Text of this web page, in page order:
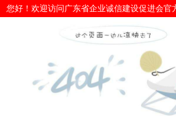
您好！欢迎访问广东省企业诚信建设促进会
让信用成为中小微企